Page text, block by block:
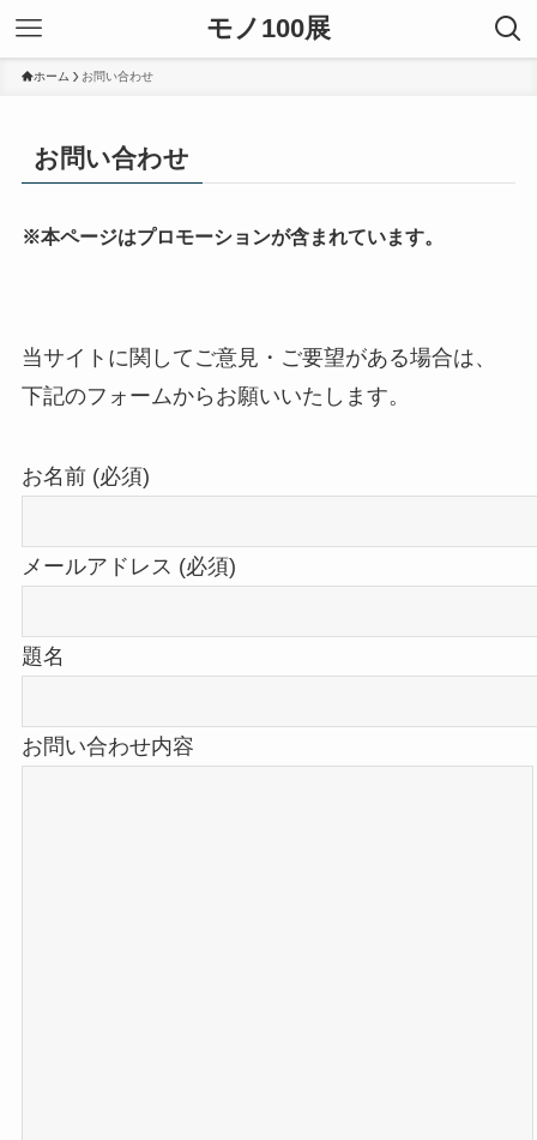
モノ100展
ホーム お問い合わせ
お問い合わせ
※本ページはプロモーションが含まれています。
当サイトに関してご意見・ご要望がある場合は、
下記のフォームからお願いいたします。
お名前 (必須)
メールアドレス (必須)
題名
お問い合わせ内容